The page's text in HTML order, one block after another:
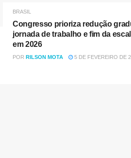
BRASIL
Congresso prioriza redução
jornada de trabalho e fim da
em 2026
POR RILSON MOTA 5 DE FEVEREIRO DE